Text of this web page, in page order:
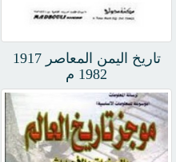
تاريخ اليمن المعاصر 1917
1982 م